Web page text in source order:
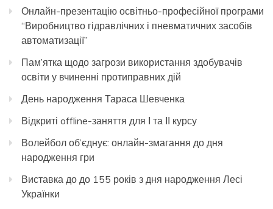
Онлайн-презентацію освітньо-професійної програми
“Виробництво гідравлічних і пневматичних засобів
автоматизації”
Пам’ятка щодо загрози використання здобувачів
освіти у вчиненні протиправних дій
День народження Тараса Шевченка
Відкриті offline-заняття для І та ІІ курсу
Волейбол об’єднує: онлайн-змагання до дня
народження гри
Виставка до до 155 років з дня народження Лесі
Українки